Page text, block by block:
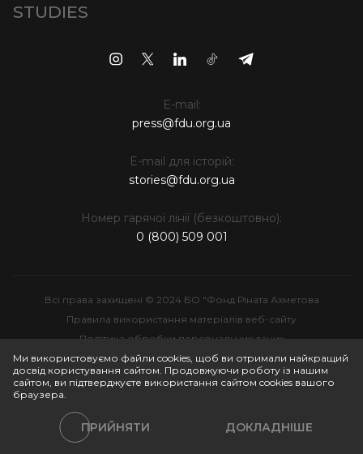
STUDIES
E-mail:
press@fdu.org.ua
E-mail для історій:
stories@fdu.org.ua
Номер гарячої лінії (безкоштовно):
0 (800) 509 001
Всі права захищені © 2024 БО "Фонд Ріната Ахметова
Правила використання матеріалів веб-сайту
Політика обробки персональних даних
Інтелектуальна власність
Ми використовуємо файли cookies, щоб ви отримали найкращий
досвід користування сайтом. Продовжуючи роботу із нашим
сайтом, ви підтверджуєте використання сайтом cookies вашого
браузера.
ПРИЙНЯТИ ДОКЛАДНІШЕ
Політики сайту